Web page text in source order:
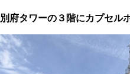
別府タワーの３階にカプセル